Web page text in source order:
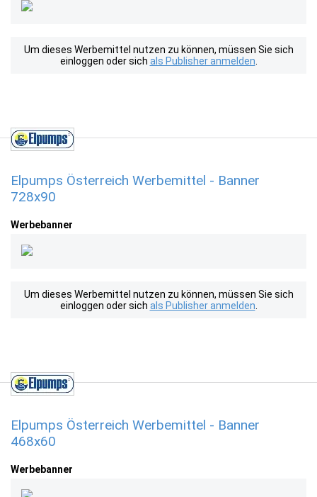
Um dieses Werbemittel nutzen zu können, müssen Sie sich
einloggen oder sich als Publisher anmelden
Elpumps Österreich Werbemittel - Banner
728x90
Werbebanner
Um dieses Werbemittel nutzen zu können, müssen Sie sich
einloggen oder sich als Publisher anmelden
Elpumps Österreich Werbemittel - Banner
468x60
Werbebanner